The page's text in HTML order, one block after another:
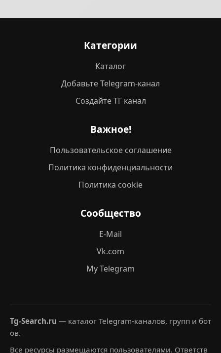
Категории
Каталог
Добавьте Telegram-канал
Создайте ТГ канал
Важное!
Пользовательское соглашение
Политика конфиденциальности
Политика cookie
Сообщество
E-Mail
Vk.com
My Telegram
Tg-Search.ru — каталог Telegram-каналов, групп и бот
ов.
Все ресурсы размещаются пользователями. Ответств